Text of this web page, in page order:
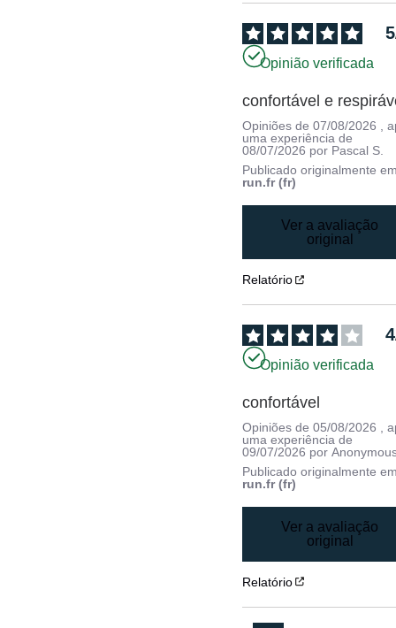
5
Opinião verificada
confortável e
Opiniões de07/08/2026
,
uma experiência de
08/07/2026 por Pascal S.
Publicado originalmente
run.fr (fr)
Ver a avaliação
original
Relatório
4
Opinião verificada
confortável
Opiniões de05/08/2026 ,
uma experiência de
09/07/2026 por
Publicado originalmente
run.fr (fr)
Ver a avaliação
original
Relatório